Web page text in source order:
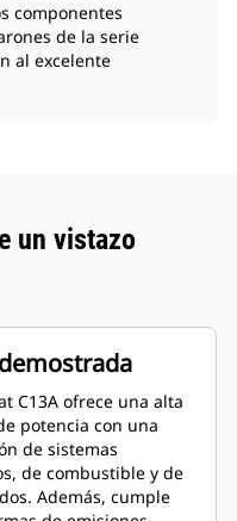
componentes
de la serie
al excelente
un vistazo
C13A ofrece una alta
potencia con una
de sistemas
de combustible y de
Además, cumple